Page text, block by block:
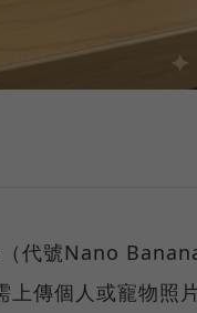
號Nano
傳個人或寵物照